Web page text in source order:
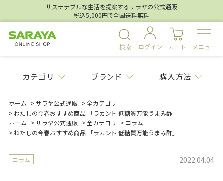
サステナブルな生活を提案するサラヤの公式通販
税込5,000円で全国送料無料
検索 ログイン カート メニュー
カテゴリ ブランド 購入方法
ホーム >サラヤ公式通販 >全カテゴリ
>わたしの今春おすすめ商品 「ラカント 低糖質万能うまみ酢」
ホーム >サラヤ公式通販 >全カテゴリ > コラム
>わたしの今春おすすめ商品 「ラカント 低糖質万能うまみ酢」
コラム 2022.04.04